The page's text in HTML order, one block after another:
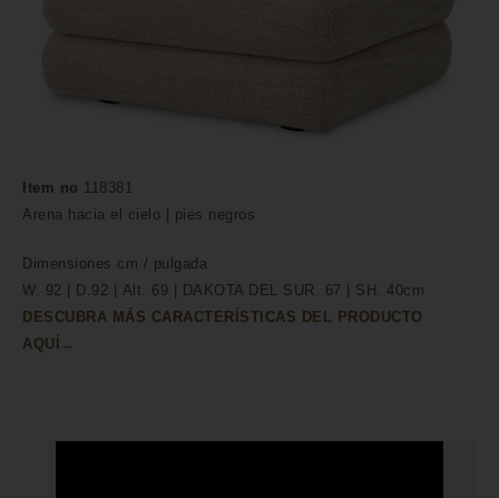
Item no 118381
Arena hacia el cielo | pies negros
Dimensiones cm / pulgada
W. 92 | D.92 | Alt. 69 | DAKOTA DEL SUR. 67 | SH. 40cm
DESCUBRA MÁS CARACTERÍSTICAS DEL PRODUCTO
AQUÍ→